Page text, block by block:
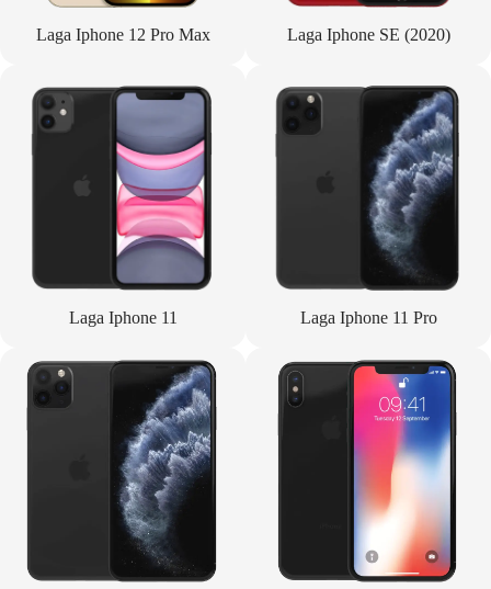
Laga Iphone 12 Pro Max Laga Iphone SE (2020)
Laga Iphone 11 Laga Iphone 11 Pro